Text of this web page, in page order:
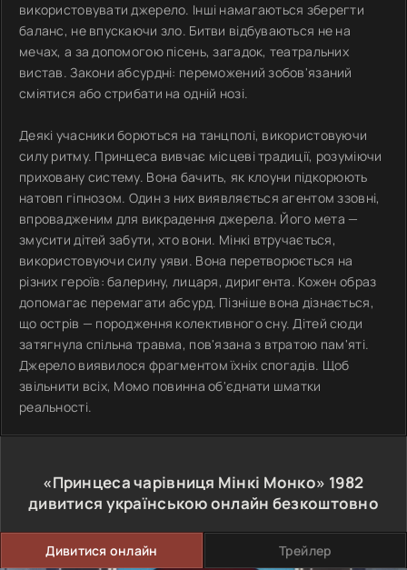
використовувати джерело. Інші намагаються зберегти
баланс, не впускаючи зло. Битви відбуваються не на
мечах, а за допомогою пісень, загадок, театральних
вистав. Закони абсурдні: переможений зобов'язаний
сміятися або стрибати на одній нозі.
Деякі учасники борються на танцполі, використовуючи
силу ритму. Принцеса вивчає місцеві традиції, розуміючи
приховану систему. Вона бачить, як клоуни підкорюють
натовп гіпнозом. Один з них виявляється агентом ззовні,
впровадженим для викрадення джерела. Його мета —
змусити дітей забути, хто вони. Мінкі втручається,
використовуючи силу уяви. Вона перетворюється на
різних героїв: балерину, лицаря, диригента. Кожен образ
допомагає перемагати абсурд. Пізніше вона дізнається,
що острів — породження колективного сну. Дітей сюди
затягнула спільна травма, пов'язана з втратою пам'яті.
Джерело виявилося фрагментом їхніх спогадів. Щоб
звільнити всіх, Момо повинна об'єднати шматки
реальності.
«Принцеса чарівниця Мінкі Монко» 1982
дивитися українською онлайн безкоштовно
Дивитися онлайн Трейлер